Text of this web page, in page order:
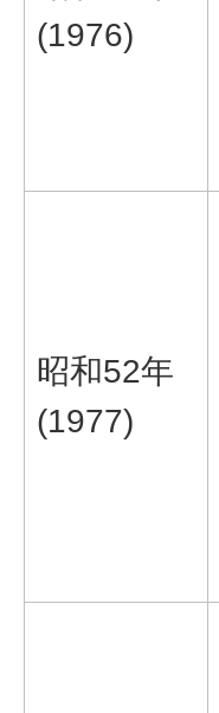
(1976)
昭和52年
(1977)